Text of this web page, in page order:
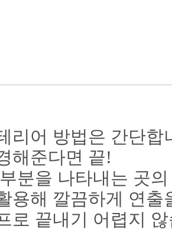
리어 방법은 간단합
해준다면 끝!
분을 나타내는 곳
용해 깔끔하게 연출
로 끝내기 어렵지